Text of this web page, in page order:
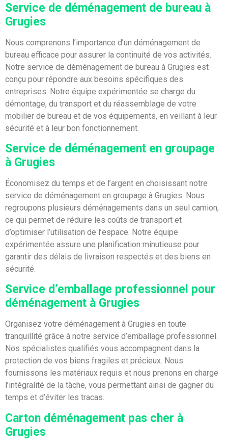
Service de déménagement de bureau à
Grugies
Nous comprenons l’importance d’un déménagement de
bureau efficace pour assurer la continuité de vos activités.
Notre service de déménagement de bureau à Grugies est
conçu pour répondre aux besoins spécifiques des
entreprises. Notre équipe expérimentée se charge du
démontage, du transport et du réassemblage de votre
mobilier de bureau et de vos équipements, en veillant à leur
sécurité et à leur bon fonctionnement.
Service de déménagement en groupage
à Grugies
Économisez du temps et de l’argent en choisissant notre
service de déménagement en groupage à Grugies. Nous
regroupons plusieurs déménagements dans un seul camion,
ce qui permet de réduire les coûts de transport et
d’optimiser l’utilisation de l’espace. Notre équipe
expérimentée assure une planification minutieuse pour
garantir des délais de livraison respectés et des biens en
sécurité.
Service d’emballage professionnel pour
déménagement à Grugies
Organisez votre déménagement à Grugies en toute
tranquillité grâce à notre service d’emballage professionnel.
Nos spécialistes qualifiés vous accompagnent dans la
protection de vos biens fragiles et précieux. Nous
fournissons les matériaux requis et nous prenons en charge
l’intégralité de la tâche, vous permettant ainsi de gagner du
temps et d’éviter les tracas.
Carton déménagement pas cher à
Grugies